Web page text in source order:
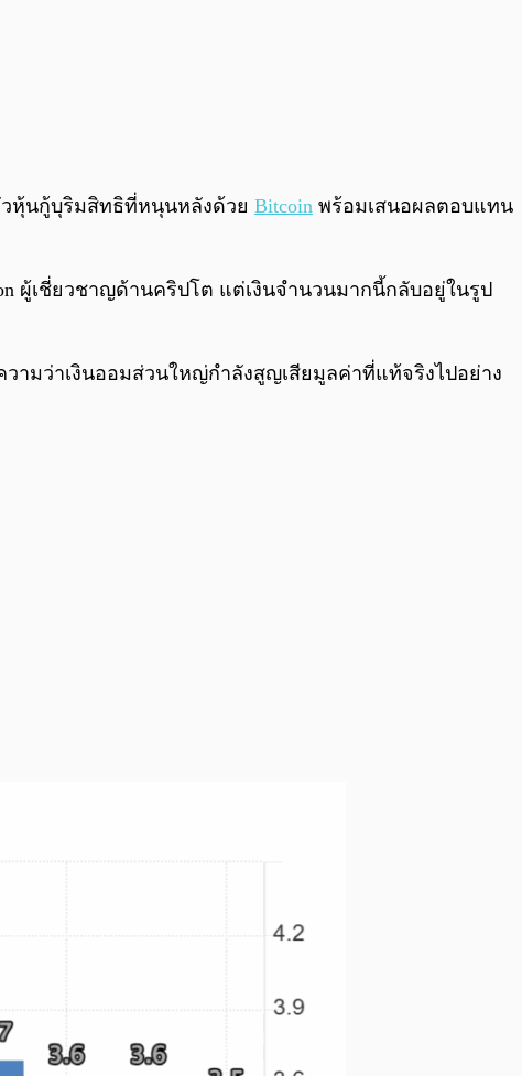
วหุ้นกู้บุริมสิทธิที่หนุนหลังด้วย Bitcoin พร้อมเสนอผลตอบแทน
ผู้เชี่ยวชาญด้านคริปโต แต่เงินจำนวนมากนี้กลับอยู่ในรูป
ามว่าเงินออมส่วนใหญ่กำลังสูญเสียมูลค่าที่แท้จริงไปอย่าง